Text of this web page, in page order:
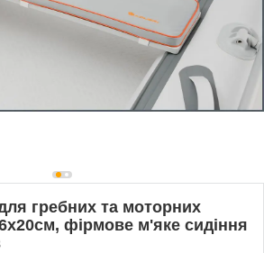
гребних та моторних
фірмове м'яке сидіння